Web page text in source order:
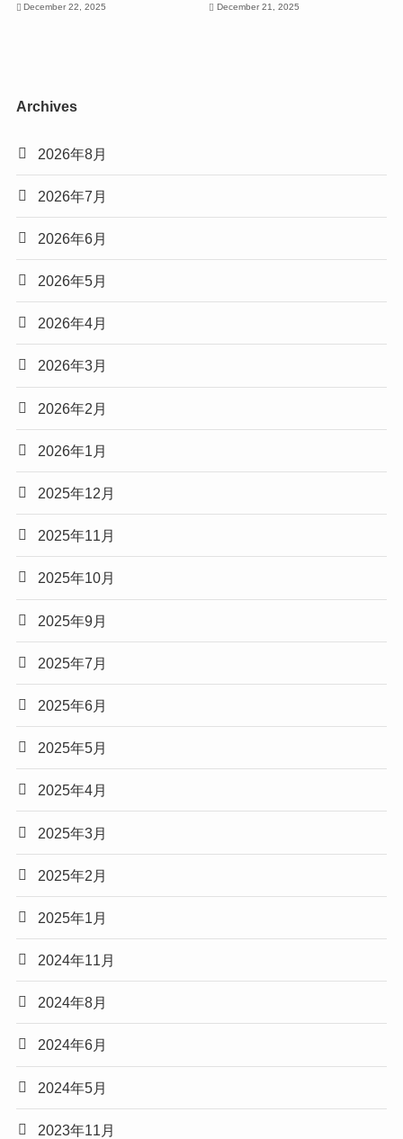
December 22, 2025 December 21, 2025
Archives
2026年8月
2026年7月
2026年6月
2026年5月
2026年4月
2026年3月
2026年2月
2026年1月
2025年12月
2025年11月
2025年10月
2025年9月
2025年7月
2025年6月
2025年5月
2025年4月
2025年3月
2025年2月
2025年1月
2024年11月
2024年8月
2024年6月
2024年5月
2023年11月